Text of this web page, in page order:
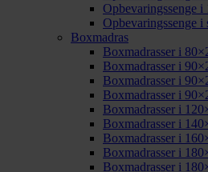
Opbevaringssenge i
Opbevaringssenge i
Boxmadras
Boxmadrasser i
Boxmadrasser i
Boxmadrasser i
Boxmadrasser i
Boxmadrasser i
Boxmadrasser i
Boxmadrasser i
Boxmadrasser i
Boxmadrasser i